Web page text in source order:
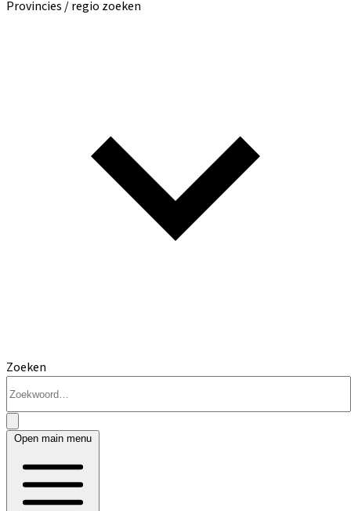
Provincies / regio zoeken
Zoeken
Open main menu